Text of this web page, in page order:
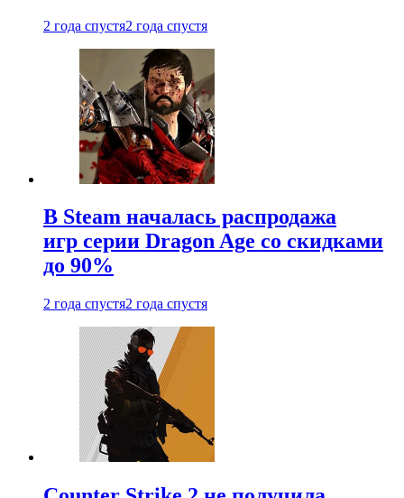
2 года спустя2 года спустя
В Steam началась распродажа
игр серии Dragon Age со скидками
до 90%
2 года спустя2 года спустя